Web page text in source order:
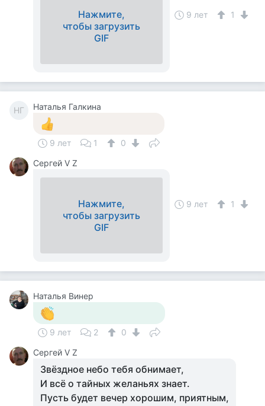
Нажмите,
чтобы загрузить
GIF
9 лет 1
НГ Наталья Галкина
9 лет 1
0
Сергей V Z
Нажмите,
чтобы загрузить
GIF
9 лет 1
Наталья Винер
9 лет 2
0
Сергей V Z
Звёздное небо тебя обнимает,
И всё о тайных желаньях знает.
Пусть будет вечер хорошим, приятным,